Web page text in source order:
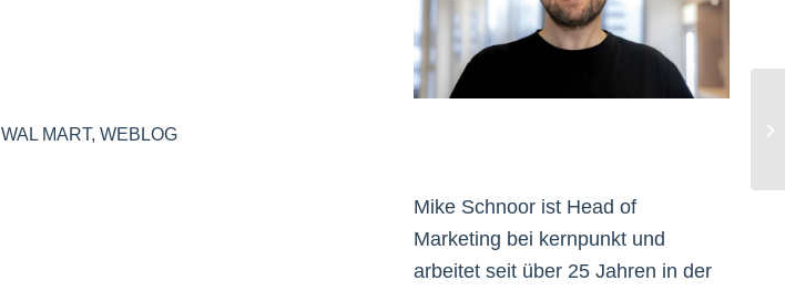
WAL MART, WEBLOG
Mike Schnoor ist Head of
Marketing bei kernpunkt und
arbeitet seit über 25 Jahren in der